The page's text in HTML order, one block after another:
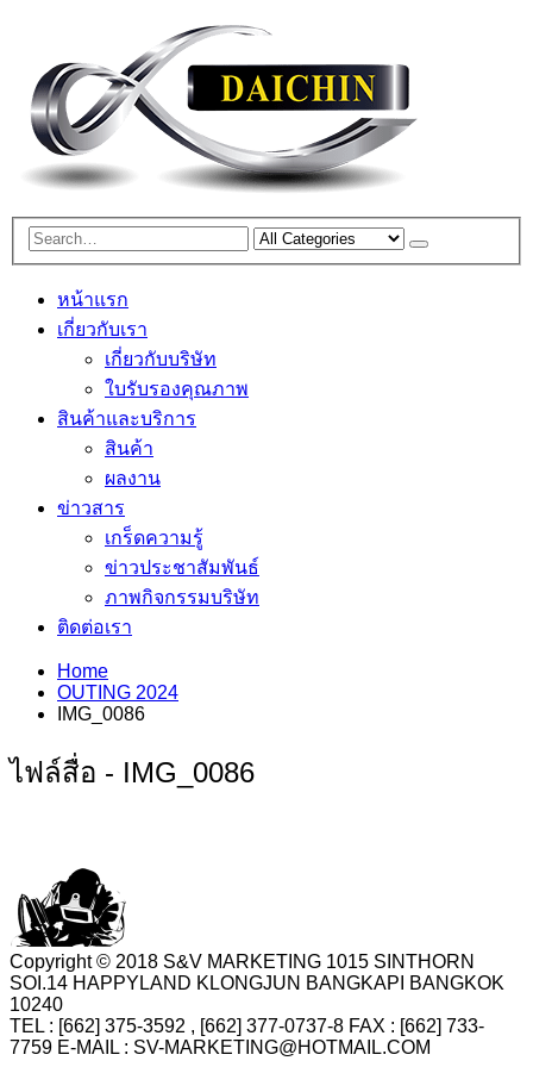
หน้าแรก
เกี่ยวกับเรา
เกี่ยวกับบริษัท
ใบรับรองคุณภาพ
สินค้าและบริการ
สินค้า
ผลงาน
ข่าวสาร
เกร็ดความรู้
ข่าวประชาสัมพันธ์
ภาพกิจกรรมบริษัท
ติดต่อเรา
Home
OUTING 2024
IMG_0086
ไฟล์สื่อ - IMG_0086
Copyright © 2018 S&V MARKETING 1015 SINTHORN
SOI.14 HAPPYLAND KLONGJUN BANGKAPI BANGKOK
10240
TEL : [662] 375-3592 , [662] 377-0737-8 FAX : [662] 733-
7759 E-MAIL : SV-MARKETING@HOTMAIL.COM